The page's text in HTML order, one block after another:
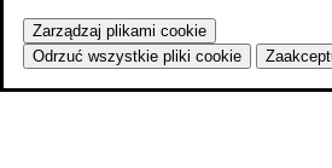
Zarządzaj plikami cookie
Odrzuć wszystkie pliki cookie